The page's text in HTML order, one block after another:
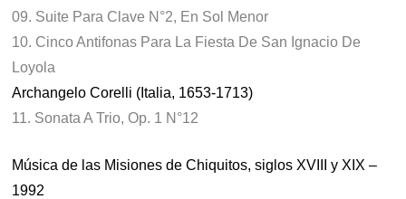
09. Suite Para Clave N°2, En Sol Menor
10. Cinco Antifonas Para La Fiesta De San Ignacio De
Loyola
Archangelo Corelli (Italia, 1653-1713)
11. Sonata A Trio, Op. 1 N°12
Música de las Misiones de Chiquitos, siglos XVIII y XIX –
1992